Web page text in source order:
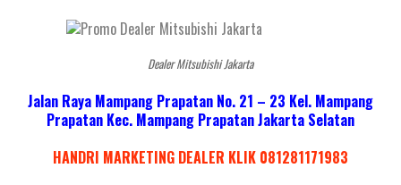
Dealer Mitsubishi Jakarta
Jalan Raya Mampang Prapatan No. 21 – 23 Kel. Mampang
Prapatan Kec. Mampang Prapatan Jakarta Selatan
HANDRI MARKETING DEALER KLIK 081281171983